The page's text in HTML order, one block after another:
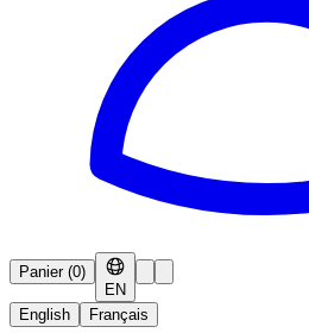
Panier(0)
EN
English
Français